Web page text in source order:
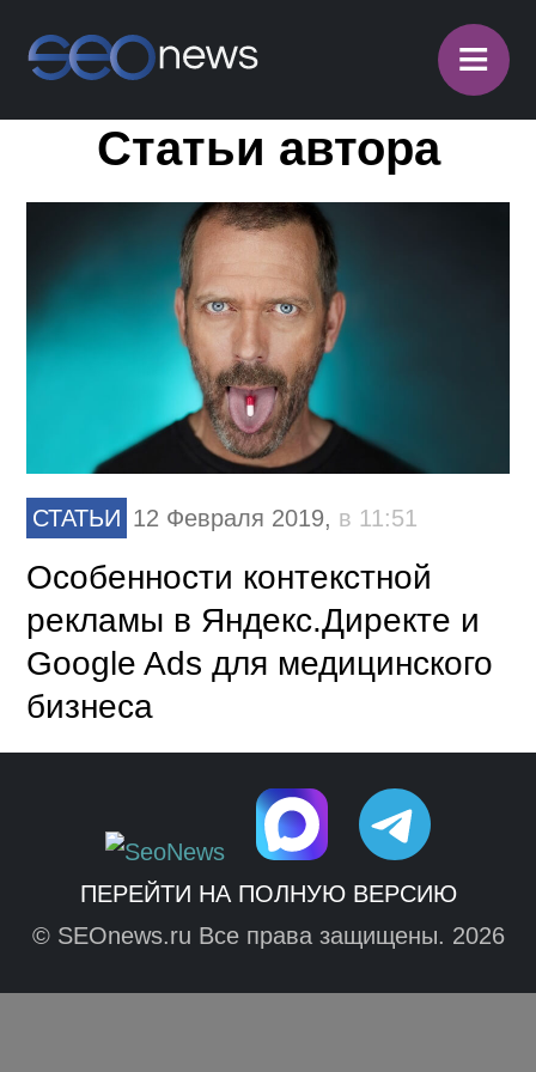
≡
Статьи автора
СТАТЬИ 12 Февраля 2019, в 11:51
Особенности контекстной
рекламы в Яндекс.Директе и
Google Ads для медицинского
бизнеса
ПЕРЕЙТИ НА ПОЛНУЮ ВЕРСИЮ
© SEOnews.ru Все права защищены. 2026